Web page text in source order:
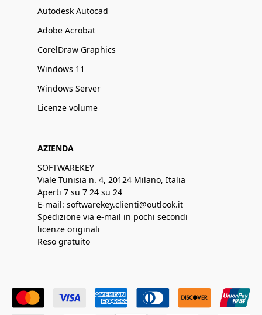
Autodesk Autocad
Adobe Acrobat
CorelDraw Graphics
Windows 11
Windows Server
Licenze volume
AZIENDA
SOFTWAREKEY
Viale Tunisia n. 4, 20124 Milano, Italia
Aperti 7 su 7 24 su 24
E-mail: softwarekey.clienti@outlook.it
Spedizione via e-mail in pochi secondi
licenze originali
Reso gratuito